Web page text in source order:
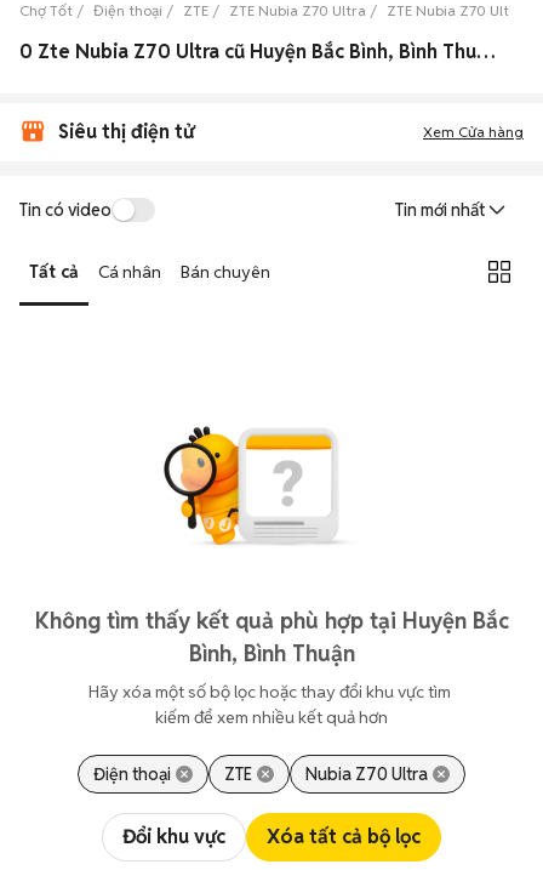
Chợ Tốt Điện thoại ZTE ZTE Nubia Z70 Ultra ZTE Nubia Z70 Ultra
0 Zte Nubia Z70 Ultra cũ Huyện Bắc Bình, Bình Thuận đẹp
Siêu thị điện tử Xem Cửa hàng
Tin có video Tin mới nhất
Tất cả Cá nhân Bán chuyên
Không tìm thấy kết quả phù hợp tại Huyện Bắc
Bình, Bình Thuận
Hãy xóa một số bộ lọc hoặc thay đổi khu vực tìm
kiếm để xem nhiều kết quả hơn
Điện thoại ZTE Nubia Z70 Ultra
Đổi khu vực Xóa tất cả bộ lọc